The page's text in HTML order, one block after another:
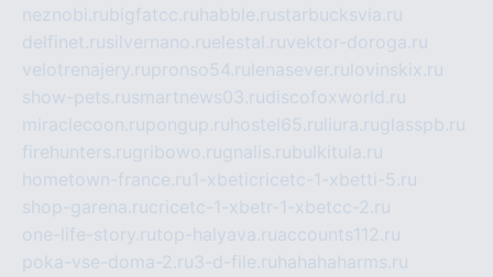
neznobi.rubigfatcc.ru habble.rustarbucksvia.ru
delfinet.rusilvernano.ruelestal.ruvektor-doroga.ru
velotrenajery.rupronso54.ru lenasever.ru lovinskix.ru
show-pets.rusmartnews03.rudiscofoxworld.ru
miraclecoon.rupongup.ru hostel65.ru liura.ruglasspb.ru
firehunters.rugribowo.rugnalis.rubulkitula.ru
hometown-france.ru1-xbeticricetc-1-xbetti-5.ru
shop-garena.rucricetc-1-xbetr-1-xbetcc-2.ru
one-life-story.rutop-halyava.ruaccounts112.ru
poka-vse-doma-2.ru3-d-file.ru hahahaharms.ru